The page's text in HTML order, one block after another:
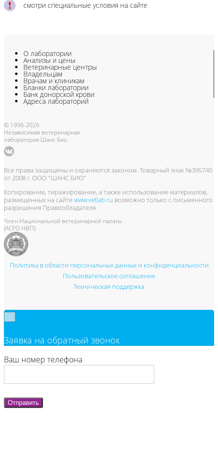
смотри специальные условия на сайте
О лаборатории
Анализы и цены
Ветеринарные центры
Владельцам
Врачам и клиникам
Бланки лаборатории
Банк донорской крови
Адреса лабораторий
© 1996-2026
Независимая ветеринарная
лаборатория Шанс Био
Все права защищены и охраняются законом. Товарный знак №395740
от 2008 г. ООО "ШАНС БИО"
Копирование, тиражирование, а также использование материалов,
размещенных на сайтеwww.vetlab.ru возможно только с письменного
разрешения Правообладателя
Член Национальной ветеринарной палаты
(АСРО НВП)
Политика в области персональных данных и конфиденциальности
Пользовательское соглашение
Техническая поддержка
Заявка на обратный звонок
Ваш номер телефона
Отправить